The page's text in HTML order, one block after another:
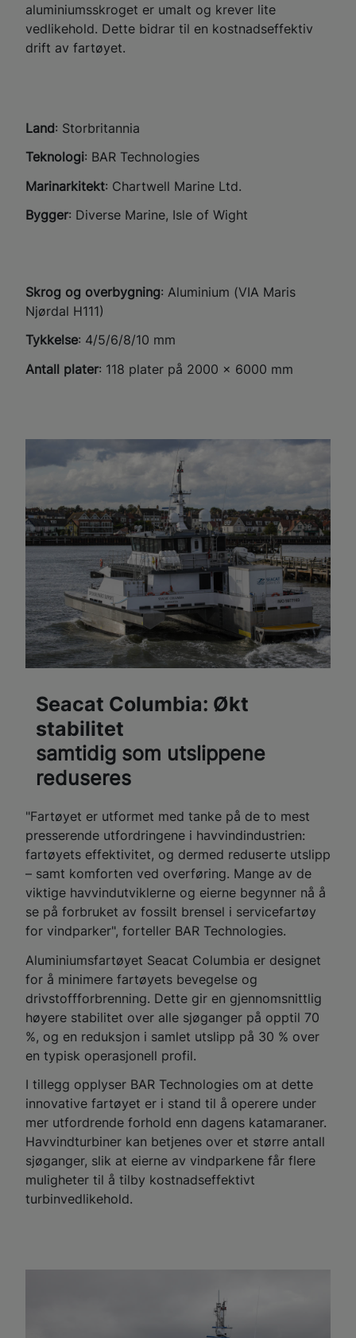
aluminiumsskroget er umalt og krever lite
vedlikehold. Dette bidrar til en kostnadseffektiv
drift av fartøyet.
Land: Storbritannia
Teknologi: BAR Technologies​
Marinarkitekt: Chartwell Marine Ltd. ​
Bygger: Diverse Marine, Isle of Wight​
Skrog og overbygning: Aluminium (VIA Maris
Njørdal H111​)
Tykkelse: 4/5/6/8/10 mm​
Antall plater: 118 plater på 2000 x 6000 mm
Seacat Columbia: Økt
stabilitet
samtidig som utslippene
reduseres
"Fartøyet er utformet med tanke på de to mest
presserende utfordringene i havvindindustrien:
fartøyets effektivitet, og dermed reduserte utslipp
– samt komforten ved overføring. Mange av de
viktige havvindutviklerne og eierne begynner nå å
se på forbruket av fossilt brensel i servicefartøy
for vindparker", forteller BAR Technologies.
Aluminiumsfartøyet Seacat Columbia er designet
for å minimere fartøyets bevegelse og
drivstoffforbrenning. Dette gir en gjennomsnittlig
høyere stabilitet over alle sjøganger på opptil 70
%, og en reduksjon i samlet utslipp på 30 % over
en typisk operasjonell profil.
I tillegg opplyser BAR Technologies om at dette
innovative fartøyet er i stand til å operere under
mer utfordrende forhold enn dagens katamaraner.
Havvindturbiner kan betjenes over et større antall
sjøganger, slik at eierne av vindparkene får flere
muligheter til å tilby kostnadseffektivt
turbinvedlikehold.